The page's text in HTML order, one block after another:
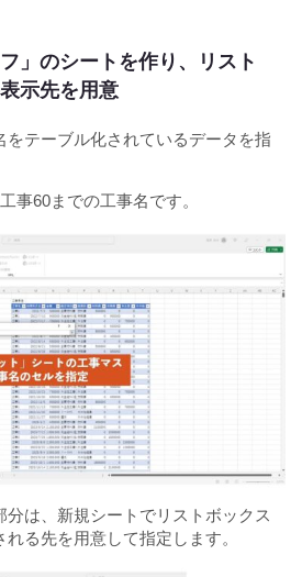
」のシートを作り、リスト
示先を用意
をテーブル化されているデータを指
事60までの工事名です。
分は、新規シートでリストボックス
る先を用意して指定します。